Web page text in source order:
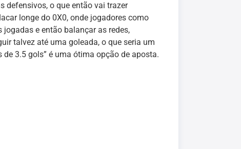
defensivos, o que então vai trazer
longe do 0X0, onde jogadores como
e então balançar as redes,
talvez até uma goleada, o que seria um
3.5 gols” é uma ótima opção de aposta.